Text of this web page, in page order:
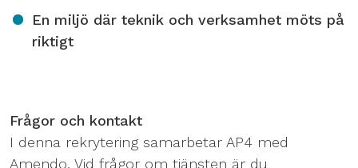
En miljö där teknik och verksamhet möts på
riktigt
Frågor och kontakt
I denna rekrytering samarbetar AP4 med
Amendo. Vid frågor om tjänsten är du